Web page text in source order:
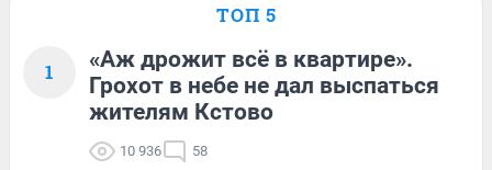
ТОП 5
1
«Аж дрожит всё в квартире».
Грохот в небе не дал выспаться
жителям Кстово
10 936 58